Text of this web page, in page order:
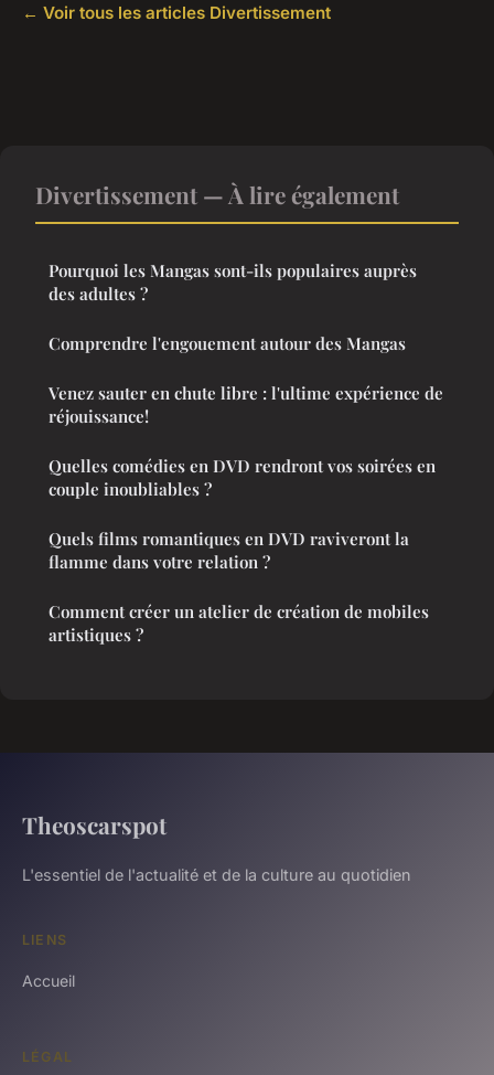
← Voir tous les articles Divertissement
Divertissement — À lire également
Pourquoi les Mangas sont-ils populaires auprès
des adultes ?
Comprendre l'engouement autour des Mangas
Venez sauter en chute libre : l'ultime expérience de
réjouissance!
Quelles comédies en DVD rendront vos soirées en
couple inoubliables ?
Quels films romantiques en DVD raviveront la
flamme dans votre relation ?
Comment créer un atelier de création de mobiles
artistiques ?
Theoscarspot
L'essentiel de l'actualité et de la culture au quotidien
LIENS
Accueil
LÉGAL